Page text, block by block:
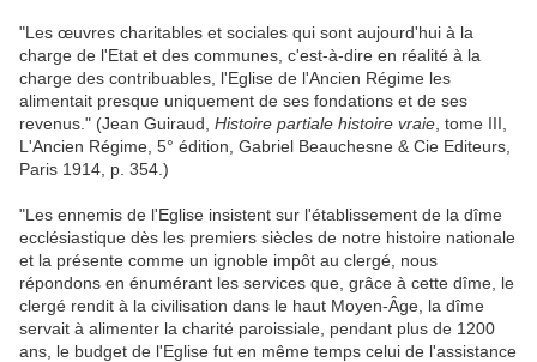
"Les œuvres charitables et sociales qui sont aujourd'hui à la
charge de l'Etat et des communes, c'est-à-dire en réalité à la
charge des contribuables, l'Eglise de l'Ancien Régime les
alimentait presque uniquement de ses fondations et de ses
revenus." (Jean Guiraud, Histoire partiale histoire vraie , tome III,
L'Ancien Régime, 5° édition, Gabriel Beauchesne & Cie Editeurs,
Paris 1914, p. 354.)
"Les ennemis de l'Eglise insistent sur l'établissement de la dîme
ecclésiastique dès les premiers siècles de notre histoire nationale
et la présente comme un ignoble impôt au clergé, nous
répondons en énumérant les services que, grâce à cette dîme, le
clergé rendit à la civilisation dans le haut Moyen-Âge, la dîme
servait à alimenter la charité paroissiale, pendant plus de 1200
ans, le budget de l'Eglise fut en même temps celui de l'assistance